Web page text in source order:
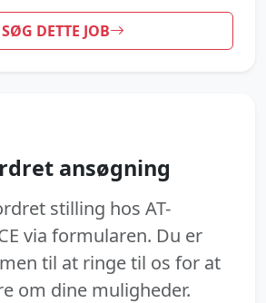
SØG DETTE JOB
ansøgning
stilling hos AT-
via formularen. Du er
til at ringe til os for at
om dine muligheder.